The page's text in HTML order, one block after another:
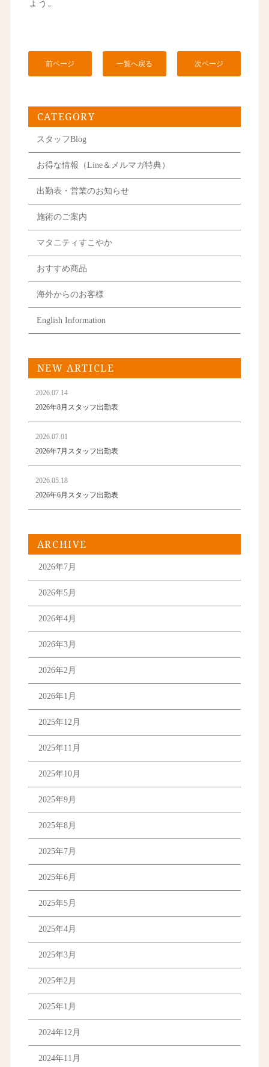
ょう。
前ページ 一覧へ戻る 次ページ
CATEGORY
スタッフBlog
お得な情報（Line＆メルマガ特典）
出勤表・営業のお知らせ
施術のご案内
マタニティすこやか
おすすめ商品
海外からのお客様
English Information
NEW ARTICLE
2026.07.14
2026年8月スタッフ出勤表
2026.07.01
2026年7月スタッフ出勤表
2026.05.18
2026年6月スタッフ出勤表
ARCHIVE
2026年7月
2026年5月
2026年4月
2026年3月
2026年2月
2026年1月
2025年12月
2025年11月
2025年10月
2025年9月
2025年8月
2025年7月
2025年6月
2025年5月
2025年4月
2025年3月
2025年2月
2025年1月
2024年12月
2024年11月